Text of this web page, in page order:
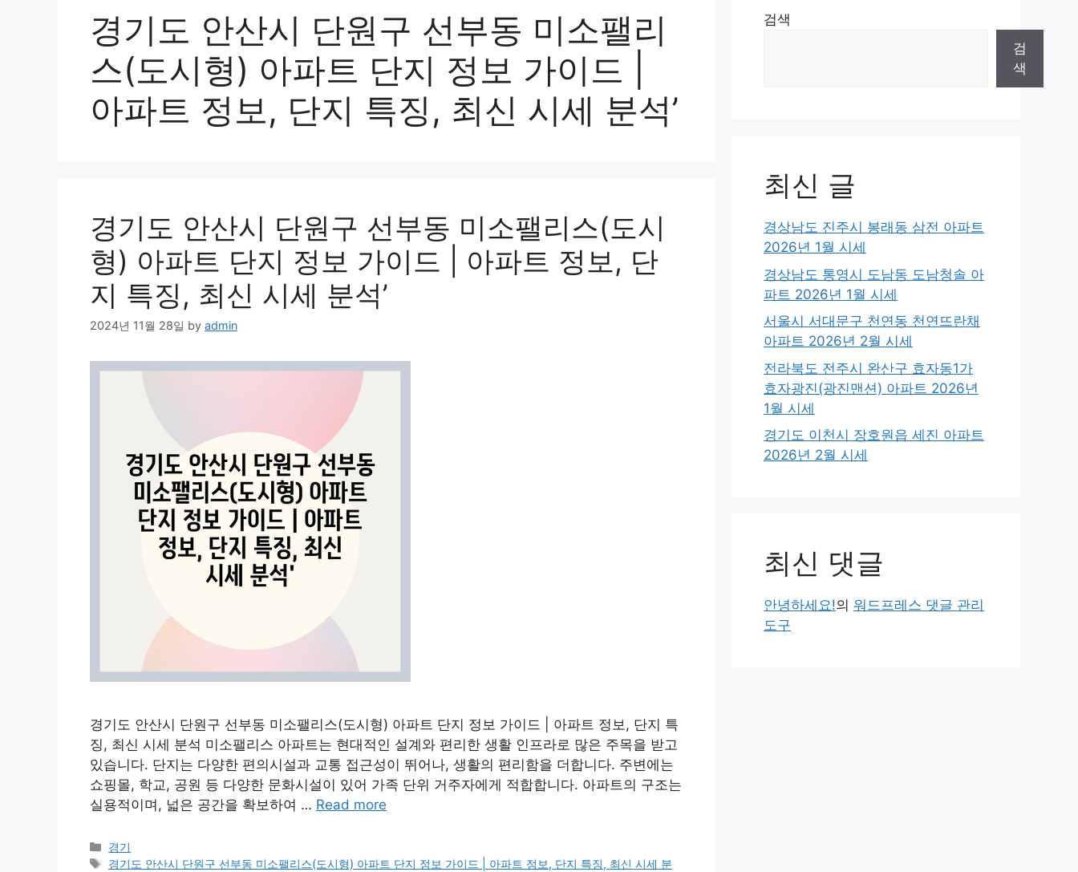
경기도 안산시 단원구 선부동 미소팰리
스(도시형) 아파트 단지 정보 가이드 |
아파트 정보, 단지 특징, 최신 시세 분석’
경기도 안산시 단원구 선부동 미소팰리스(도시
형) 아파트 단지 정보 가이드 | 아파트 정보, 단
지 특징, 최신 시세 분석’
2024년 11월 28일 by admin
경기도 안산시 단원구 선부동 미소팰리스(도시형) 아파트 단지 정보 가이드 | 아파트 정보, 단지 특
징, 최신 시세 분석 미소팰리스 아파트는 현대적인 설계와 편리한 생활 인프라로 많은 주목을 받고
있습니다. 단지는 다양한 편의시설과 교통 접근성이 뛰어나, 생활의 편리함을 더합니다. 주변에는
쇼핑몰, 학교, 공원 등 다양한 문화시설이 있어 가족 단위 거주자에게 적합합니다. 아파트의 구조는
실용적이며, 넓은 공간을 확보하여 … Read more
Categories
경기
Tags
경기도 안산시 단원구 선부동 미소팰리스(도시형) 아파트 단지 정보 가이드 | 아파트 정보, 단지 특징, 최신 시세 분
검색
검
색
최신 글
경상남도 진주시 봉래동 삼전 아파트
2026년 1월 시세
경상남도 통영시 도남동 도남청솔 아
파트 2026년 1월 시세
서울시 서대문구 천연동 천연뜨란채
아파트 2026년 2월 시세
전라북도 전주시 완산구 효자동1가
효자광진(광진맨션) 아파트 2026년
1월 시세
경기도 이천시 장호원읍 세진 아파트
2026년 2월 시세
최신 댓글
안녕하세요!의 워드프레스 댓글 관리
도구